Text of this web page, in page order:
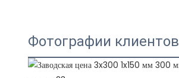
Фотографии клиентов